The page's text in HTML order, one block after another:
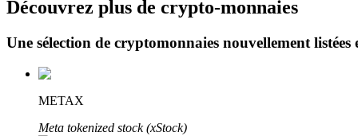
Blocages BTR
Des investissements exclusifs pour les détenteurs de BTR
Découvrez plus de crypto-monnaies
Une sélection de cryptomonnaies nouvellement listées
METAX
Meta tokenized stock (xStock)